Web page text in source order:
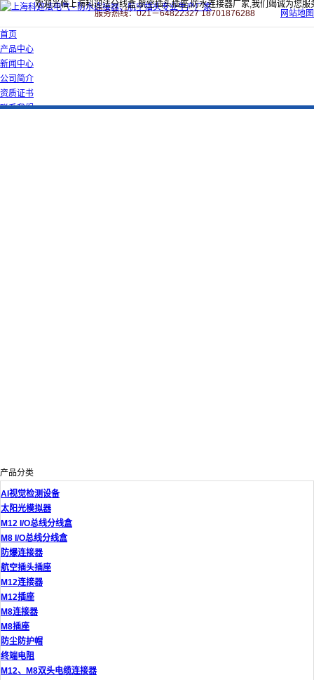
欢迎光临上海科迎法分线盒,航空插头插座,防水连接器厂家,我们竭诚为您服
服务热线：021－64822327 18701876288
网站地图
首页
产品中心
新闻中心
公司简介
资质证书
联系我们
产品分类
AI视觉检测设备
太阳光模拟器
M12 I/O总线分线盒
M8 I/O总线分线盒
防爆连接器
航空插头插座
M12连接器
M12插座
M8连接器
M8插座
防尘防护帽
终端电阻
M12、M8双头电缆连接器